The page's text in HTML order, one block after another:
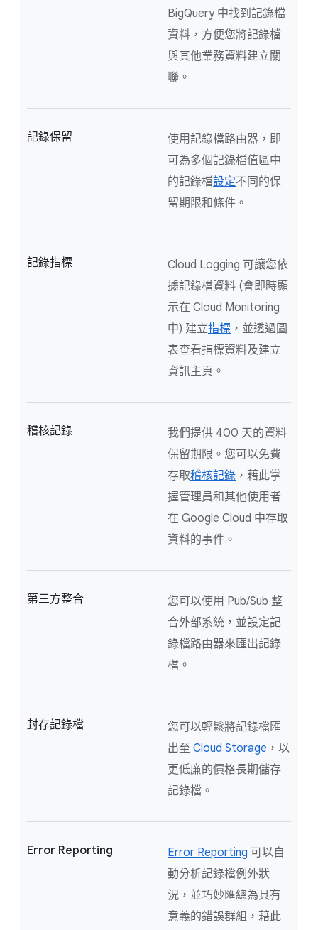
BigQuery 中找到記錄檔
資料，方便您將記錄檔
與其他業務資料建立關
聯。
記錄保留
使用記錄檔路由器，即
可為多個記錄檔值區中
的記錄檔設定不同的保
留期限和條件。
記錄指標
Cloud Logging 可讓您依
據記錄檔資料 (會即時顯
示在 Cloud Monitoring
中) 建立指標 ，並透過圖
表查看指標資料及建立
資訊主頁。
稽核記錄
我們提供 400 天的資料
保留期限。您可以免費
存取稽核記錄 ，藉此掌
握管理員和其他使用者
在 Google Cloud 中存取
資料的事件。
第三方整合
您可以使用 Pub/Sub 整
合外部系統，並設定記
錄檔路由器來匯出記錄
檔。
封存記錄檔
您可以輕鬆將記錄檔匯
出至 Cloud Storage ，以
更低廉的價格長期儲存
記錄檔。
Error Reporting Error Reporting 可以自
動分析記錄檔例外狀
況，並巧妙匯總為具有
意義的錯誤群組，藉此